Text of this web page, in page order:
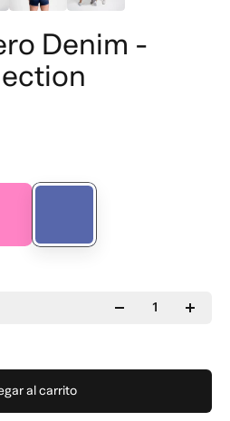
Denim -
al carrito